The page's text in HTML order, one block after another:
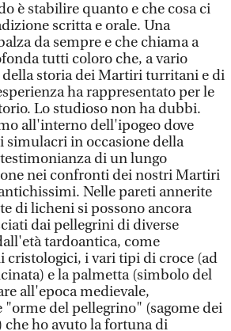
è stabilire quanto e che cosa ci
scritta e orale. Una
da sempre e che chiama a
tutti coloro che, a vario
storia dei Martiri turritani e di
ha rappresentato per le
Lo studioso non ha dubbi.
all'interno dell'ipogeo dove
simulacri in occasione della
di un lungo
nei confronti dei nostri Martiri
Nelle pareti annerite
di licheni si possono ancora
dai pellegrini di diverse
tardoantica, come
cristologici, i vari tipi di croce (ad
e la palmetta (simbolo del
all'epoca medievale,
"orme del pellegrino" (sagome dei
ho avuto la fortuna di